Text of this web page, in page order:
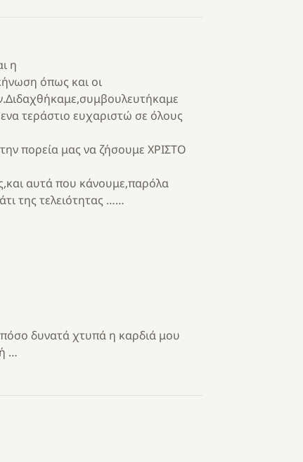
η
όπως και οι
τεράστιο ευχαριστώ σε όλους
πορεία μας να ζήσουμε ΧΡΙΣΤΟ
αυτά που κάνουμε,παρόλα
της τελειότητας ……
δυνατά χτυπά η καρδιά μου
…